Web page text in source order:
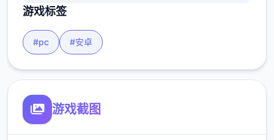
游戏标签
#pc #安卓
游戏截图